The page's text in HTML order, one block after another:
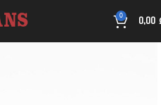
0
0,00